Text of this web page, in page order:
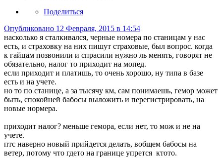
Поделиться
Опубликовано 12 Февраля, 2015 в 14:54
насколько я сталкивался, черные номера по станицам у нас
есть, и страховку на них пишут страховые, был вопрос. когда
к гайцам позвонили и спрасили нужно ль менять, говорят не
обязательно, налог то приходит на мопед.
если приходит и платишь, то очень хорошо, ну типа в базе
есть и на учете.
но то по станице, а за тысячу км, сам понимаешь, гемор может
быть, спокойней бабосы выложить и перегистрировать, на
новые нормера.
приходит налог? меньше гемора, если нет, то мож и не на
учете.
птс наверно новый прийдется делать, вобщем бабосы на
ветер, потому что гдето на границе упрется ктото.